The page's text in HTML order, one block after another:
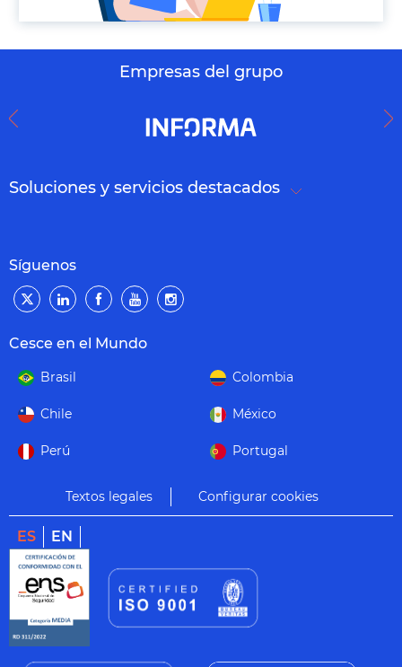
Empresas del grupo
Soluciones y servicios destacados
Síguenos
Cesce en el Mundo
Brasil Colombia
Chile México
Perú Portugal
Textos legales Configurar cookies
ES EN